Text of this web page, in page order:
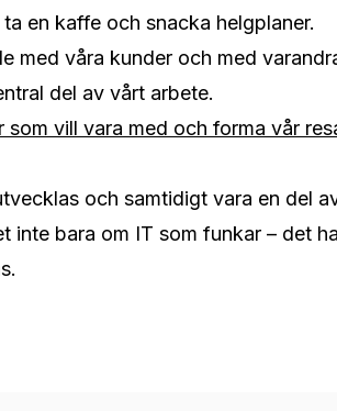
en kaffe och snacka helgplaner.
med våra kunder och med
del av vårt arbete.
vill vara med och forma vår
och samtidigt vara en del
inte bara om IT som funkar – det